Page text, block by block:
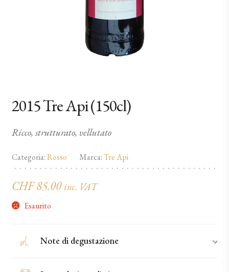
2015 Tre Api (150cl)
Ricco, strutturato, vellutato
Categoria:Rosso Marca:Tre Api
CHF85.00 inc. VAT
Esaurito
Note di degustazione